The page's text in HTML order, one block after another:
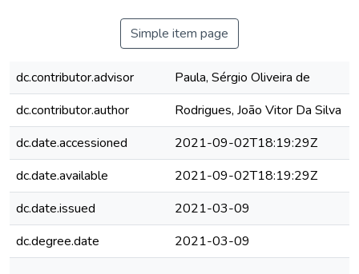
Simple item page
dc.contributor.advisor
Paula, Sérgio Oliveira de
dc.contributor.author
Rodrigues, João Vitor Da Silva
dc.date.accessioned
2021-09-02T18:19:29Z
dc.date.available
2021-09-02T18:19:29Z
dc.date.issued
2021-03-09
dc.degree.date
2021-03-09